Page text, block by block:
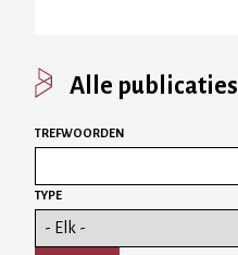
Alle publicaties
TREFWOORDEN
TYPE